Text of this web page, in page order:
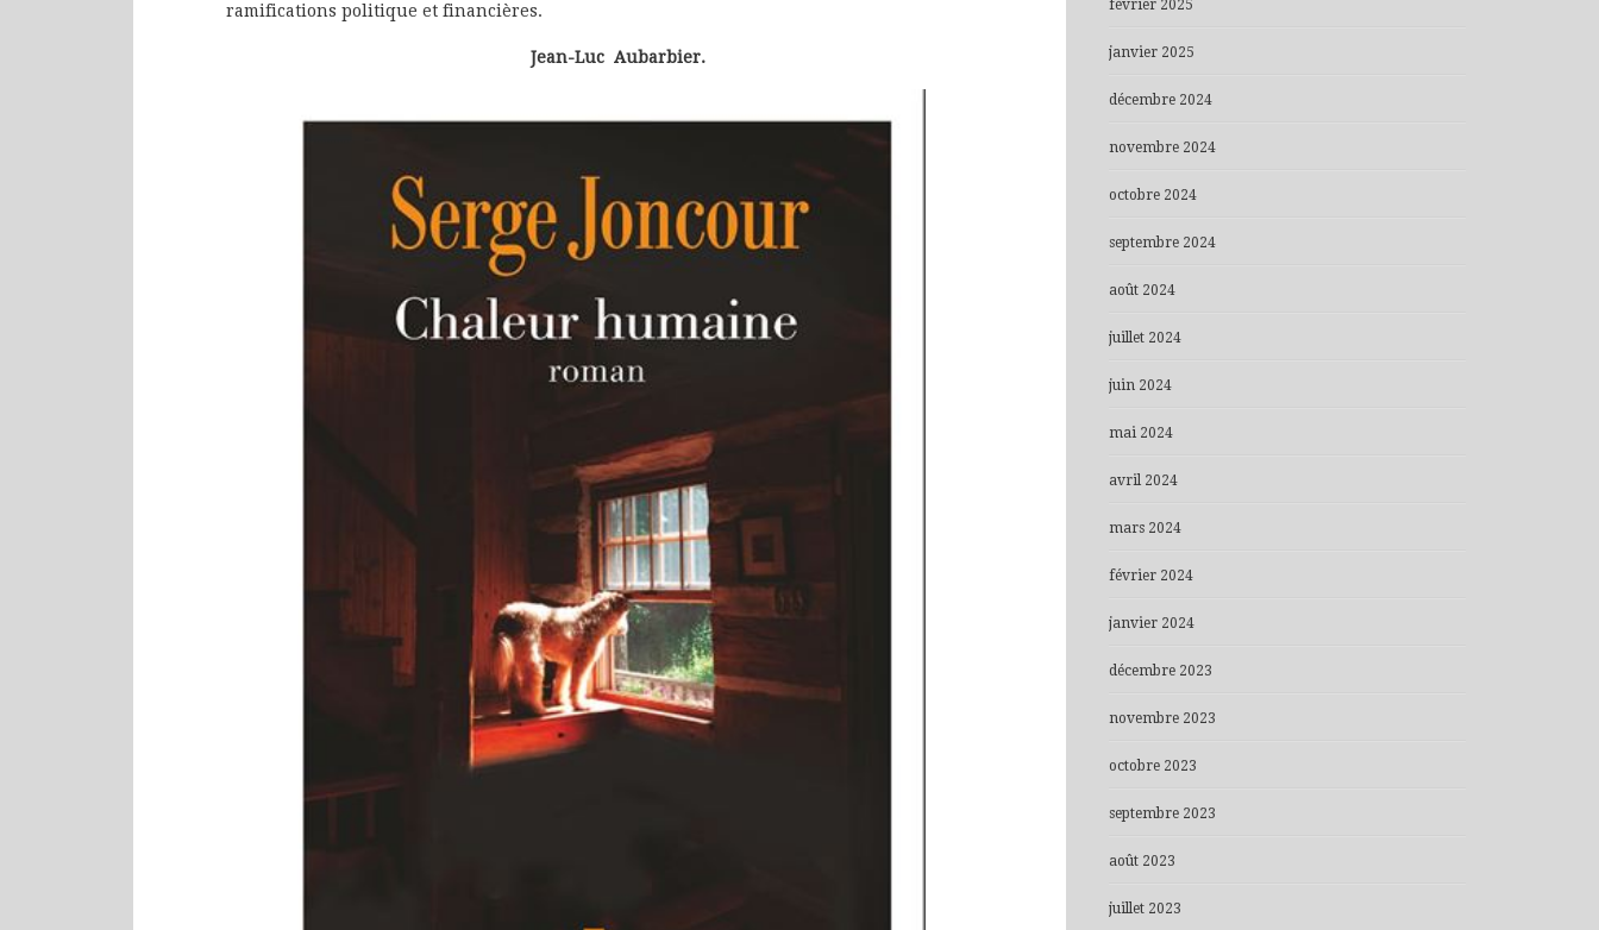
ramifications politique et financières.
Jean-Luc Aubarbier.
février 2025
janvier 2025
décembre 2024
novembre 2024
octobre 2024
septembre 2024
août 2024
juillet 2024
juin 2024
mai 2024
avril 2024
mars 2024
février 2024
janvier 2024
décembre 2023
novembre 2023
octobre 2023
septembre 2023
août 2023
juillet 2023